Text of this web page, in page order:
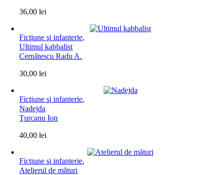
36,00lei
Ficţiune şi infanterie,
Ultimul kabbalist
Cernătescu Radu A.
30,00lei
Ficţiune şi infanterie,
Nadejda
Ţurcanu Ion
40,00lei
Ficţiune şi infanterie,
Atelierul de mături